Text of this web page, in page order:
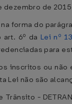
dezembro de
forma do
6º da Lei nº
para
inscritos ou não
Lei não são
-